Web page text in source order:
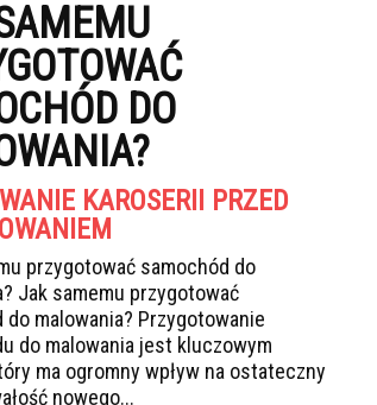
DO
KAROSERII PRZED
przygotować samochód do
Jak samemu przygotować
do malowania? Przygotowanie
do malowania jest kluczowym
ma ogromny wpływ na ostateczny
nowego...